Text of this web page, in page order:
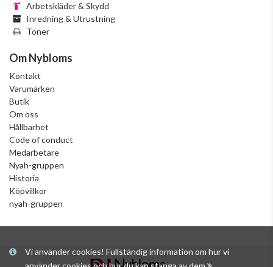
Vi använder cookies! Fullständig information om hur vi
Arbetskläder & Skydd
Inredning & Utrustning
Toner
Om Nybloms
Kontakt
Varumärken
Butik
Om oss
Hållbarhet
Code of conduct
Medarbetare
Nyah-gruppen
Historia
Köpvillkor
nyah-gruppen